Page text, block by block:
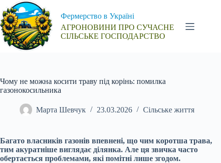
Перейти
до
вмісту
Фермерство в Україні
АГРОНОВИНИ ПРО СУЧАСНЕ
СІЛЬСЬКЕ ГОСПОДАРСТВО
Чому не можна косити траву під корінь: помилка
газонокосильника
Марта Шевчук 23.03.2026 Сільське життя
Багато власників газонів впевнені, що чим коротша трава,
тим акуратніше виглядає ділянка. Але ця звичка часто
обертається проблемами, які помітні лише згодом.